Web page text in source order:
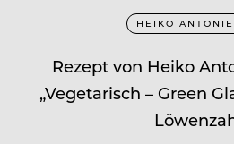
HEIKO
Rezept von Heiko
„Vegetarisch – Green